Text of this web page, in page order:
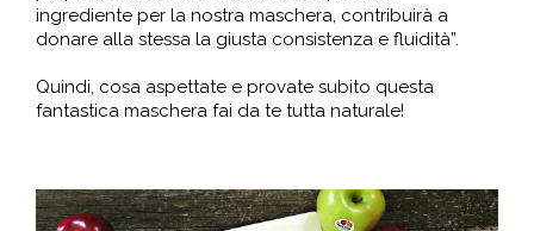
ingrediente per la nostra maschera, contribuirà a
donare alla stessa la giusta consistenza e fluidità”.
Quindi, cosa aspettate e provate subito questa
fantastica maschera fai da te tutta naturale!